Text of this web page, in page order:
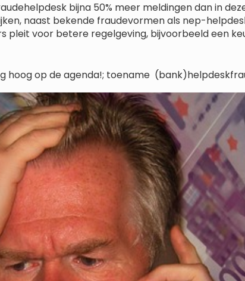
bijna 50% meer meldingen dan in
naast bekende fraudevormen als nep-
pleit voor betere regelgeving, bijvoorbeeld een
hoog op de agenda!; toename